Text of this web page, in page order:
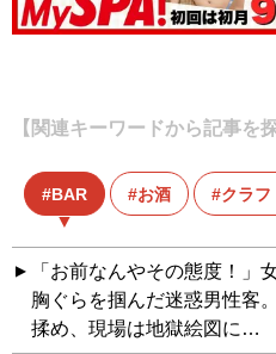
【関連キーワードから記事を探
BAR お酒 クラフ
「お前なんやその態度！」
胸ぐらを掴んだ迷惑男性客
揉め、現場は地獄絵図に…